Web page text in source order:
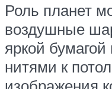
Роль планет
воздушные
яркой
нитями к